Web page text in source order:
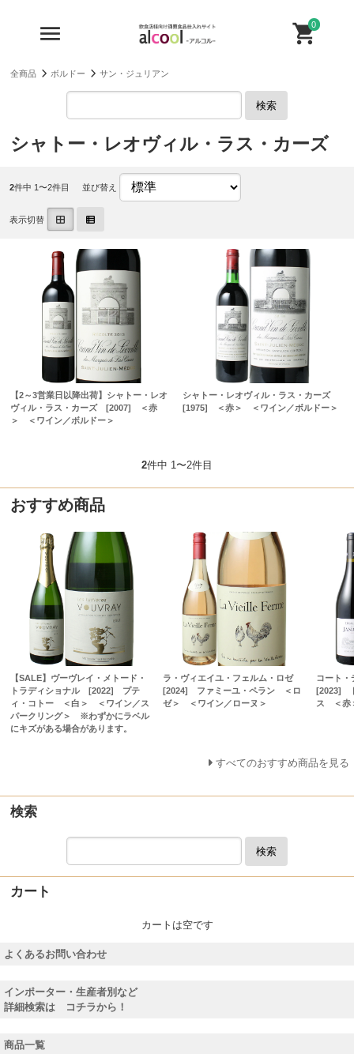
0
全商品 ボルドー サン・ジュリアン
検索
シャトー・レオヴィル・ラス・カーズ
2件中 1〜2件目 並び替え
表示切替
【2～3営業日以降出荷】シャトー・レオ
ヴィル・ラス・カーズ [2007] ＜赤
＞ ＜ワイン／ボルドー＞
シャトー・レオヴィル・ラス・カーズ
[1975] ＜赤＞ ＜ワイン／ボルドー＞
2件中 1〜2件目
おすすめ商品
【SALE】ヴーヴレイ・メトード・
トラディショナル [2022] プテ
ィ・コトー ＜白＞ ＜ワイン／ス
パークリング＞ ※わずかにラベル
にキズがある場合があります。
ラ・ヴィエイユ・フェルム・ロゼ
[2024] ファミーユ・ペラン ＜ロ
ゼ＞ ＜ワイン／ローヌ＞
コート
[2023]
ス ＜赤
すべてのおすすめ商品を見る
検索
検索
カート
カートは空です
よくあるお問い合わせ
インポーター・生産者別など
詳細検索は コチラから！
商品一覧